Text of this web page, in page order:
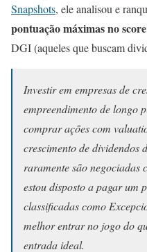
Snapshots, ele analisou e
pontuação máximas no
DGI (aqueles que buscam
Investir em empresas de
empreendimento de longo
comprar ações com
crescimento de dividendos
raramente são negociadas
estou disposto a pagar um
classificadas como
melhor entrar no jogo do
entrada ideal.